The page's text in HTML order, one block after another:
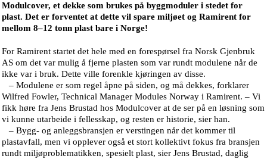
Modulcover, et dekke som brukes på byggmoduler i stedet for
plast. Det er forventet at dette vil spare miljøet og Ramirent for
mellom 8–12 tonn plast bare i Norge!
For Ramirent startet det hele med en forespørsel fra Norsk Gjenbruk
AS om det var mulig å fjerne plasten som var rundt modulene når de
ikke var i bruk. Dette ville forenkle kjøringen av disse.
– Modulene er som regel åpne på siden, og må dekkes, forklarer
Wilfred Fowler, Technical Manager Modules Norway i Ramirent. – Vi
fikk høre fra Jens Brustad hos Modulcover at de ser på en løsning som
vi kunne utarbeide i fellesskap, og resten er historie, sier han.
– Bygg- og anleggsbransjen er verstingen når det kommer til
plastavfall, men vi opplever også et stort kollektivt fokus fra bransjen
rundt miljøproblematikken, spesielt plast, sier Jens Brustad, daglig